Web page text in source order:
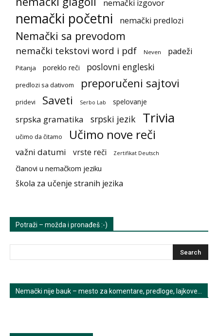
nemački izgovor
nemački početni nemački predlozi
Nemački sa prevodom
nemački tekstovi word i pdf Neven padeži
Pitanja poreklo reči poslovni engleski
predlozi sa dativom preporučeni sajtovi
pridevi Saveti Serbo Lab spelovanje
srpska gramatika srpski jezik Trivia
učimo da čitamo Učimo nove reči
važni datumi vrste reči Zertifikat Deutsch
članovi u nemačkom jeziku
škola za učenje stranih jezika
Potraži – možda i pronađeš :-)
Nemački nije bauk – mesto za komentare, predloge, lajkove…